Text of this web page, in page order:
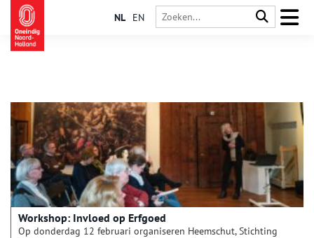
NL EN
Workshop: Invloed op Erfgoed
Op donderdag 12 februari organiseren Heemschut, Stichting